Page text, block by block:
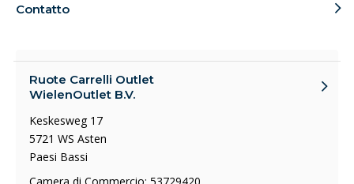
Contatto
Ruote Carrelli Outlet
WielenOutlet B.V.
Keskesweg 17
5721 WS Asten
Paesi Bassi